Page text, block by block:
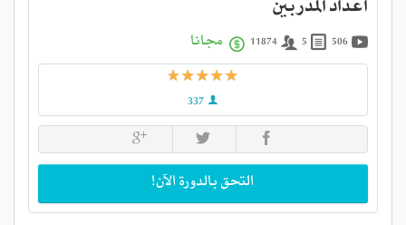
اعداد المدربين
506
5
11874 مجانا